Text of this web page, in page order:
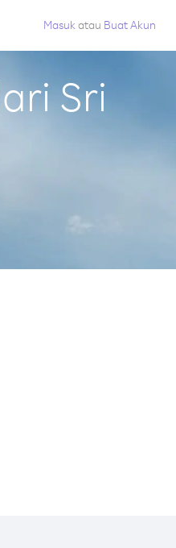
Masuk atau Buat Akun
Sri